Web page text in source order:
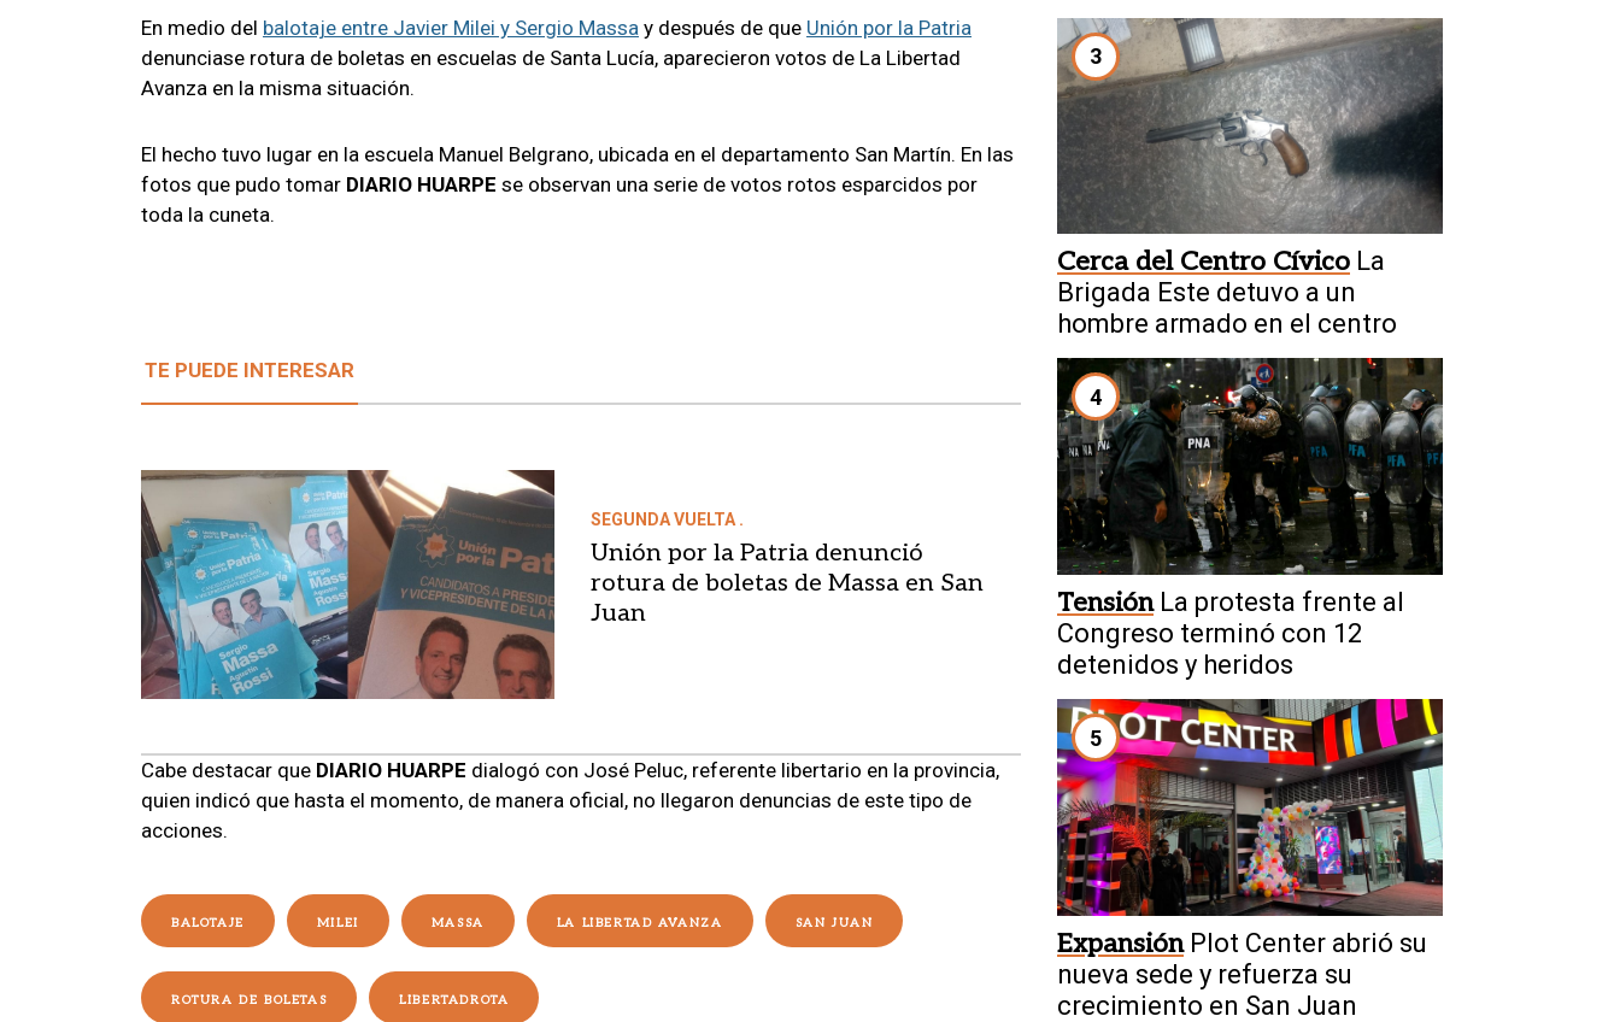
En medio del balotaje entre Javier Milei y Sergio Massa y después de que Unión por la Patria
denunciase rotura de boletas en escuelas de Santa Lucía, aparecieron votos de La Libertad
Avanza en la misma situación.
El hecho tuvo lugar en la escuela Manuel Belgrano, ubicada en el departamento San Martín. En las
fotos que pudo tomar DIARIO HUARPE se observan una serie de votos rotos esparcidos por
toda la cuneta.
TE PUEDE INTERESAR
SEGUNDA VUELTA .
Unión por la Patria denunció
rotura de boletas de Massa en San
Juan
Cabe destacar que DIARIO HUARPE dialogó con José Peluc, referente libertario en la provincia,
quien indicó que hasta el momento, de manera oficial, no llegaron denuncias de este tipo de
acciones.
BALOTAJE MILEI MASSA LA LIBERTAD AVANZA SAN JUAN
ROTURA DE BOLETAS LIBERTADROTA
3
Cerca del Centro Cívico La
Brigada Este detuvo a un
hombre armado en el centro
4
Tensión La protesta frente al
Congreso terminó con 12
detenidos y heridos
5
Expansión Plot Center abrió su
nueva sede y refuerza su
crecimiento en San Juan